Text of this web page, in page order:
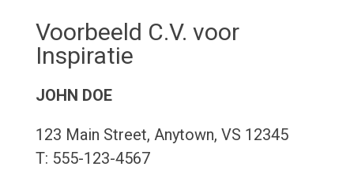
Voorbeeld C.V. voor
Inspiratie
JOHN DOE
123 Main Street, Anytown, VS 12345
T: 555-123-4567